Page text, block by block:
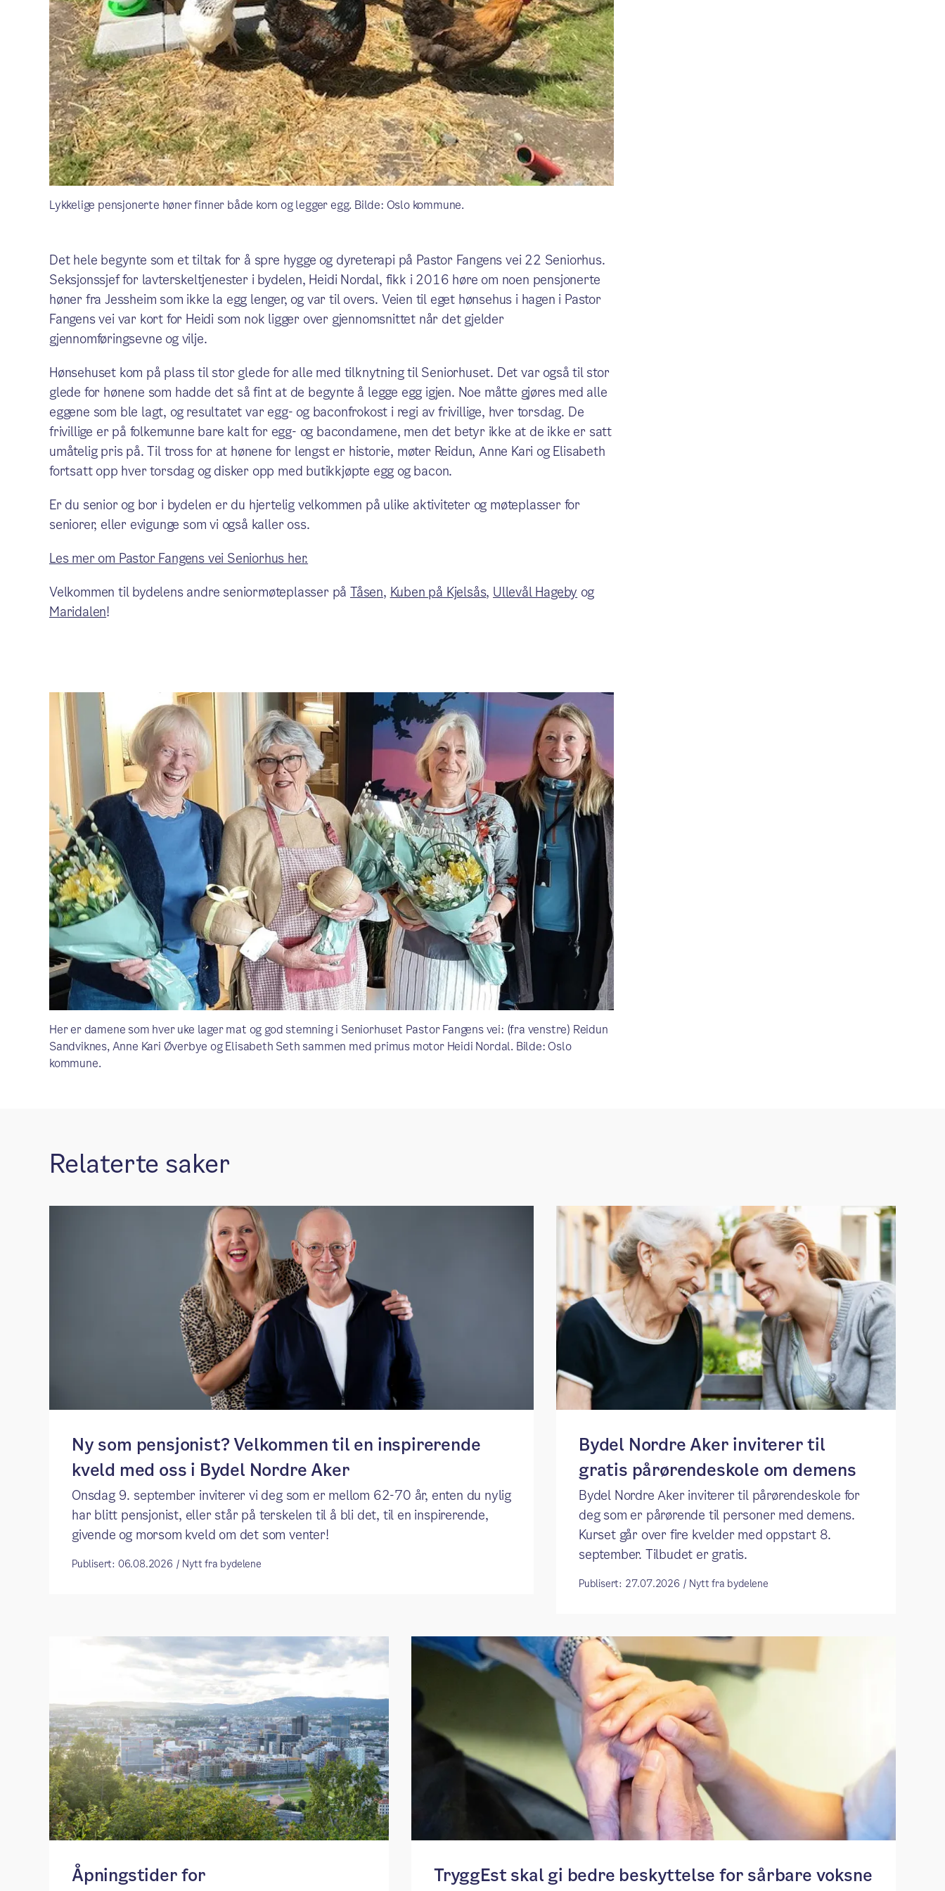
Lykkelige pensjonerte høner finner både korn og legger egg. Bilde: Oslo kommune.
Det hele begynte som et tiltak for å spre hygge og dyreterapi på Pastor Fangens vei 22 Seniorhus.
Seksjonssjef for lavterskeltjenester i bydelen, Heidi Nordal, fikk i 2016 høre om noen pensjonerte
høner fra Jessheim som ikke la egg lenger, og var til overs. Veien til eget hønsehus i hagen i Pastor
Fangens vei var kort for Heidi som nok ligger over gjennomsnittet når det gjelder
gjennomføringsevne og vilje.
Hønsehuset kom på plass til stor glede for alle med tilknytning til Seniorhuset. Det var også til stor
glede for hønene som hadde det så fint at de begynte å legge egg igjen. Noe måtte gjøres med alle
eggene som ble lagt, og resultatet var egg- og baconfrokost i regi av frivillige, hver torsdag. De
frivillige er på folkemunne bare kalt for egg- og bacondamene, men det betyr ikke at de ikke er satt
umåtelig pris på. Til tross for at hønene for lengst er historie, møter Reidun, Anne Kari og Elisabeth
fortsatt opp hver torsdag og disker opp med butikkjøpte egg og bacon.
Er du senior og bor i bydelen er du hjertelig velkommen på ulike aktiviteter og møteplasser for
seniorer, eller evigunge som vi også kaller oss.
Les mer om Pastor Fangens vei Seniorhus her.
Velkommen til bydelens andre seniormøteplasser på Tåsen, Kuben på Kjelsås, Ullevål Hageby og
Maridalen!
Her er damene som hver uke lager mat og god stemning i Seniorhuset Pastor Fangens vei: (fra venstre) Reidun
Sandviknes, Anne Kari Øverbye og Elisabeth Seth sammen med primus motor Heidi Nordal. Bilde: Oslo
kommune.
Relaterte saker
Ny som pensjonist? Velkommen til en inspirerende
kveld med oss i Bydel Nordre Aker
Onsdag 9. september inviterer vi deg som er mellom 62-70 år, enten du nylig
har blitt pensjonist, eller står på terskelen til å bli det, til en inspirerende,
givende og morsom kveld om det som venter!
Publisert: 06.08.2026 / Nytt fra bydelene
Bydel Nordre Aker inviterer til
gratis pårørendeskole om demens
Bydel Nordre Aker inviterer til pårørendeskole for
deg som er pårørende til personer med demens.
Kurset går over fire kvelder med oppstart 8.
september. Tilbudet er gratis.
Publisert: 27.07.2026 / Nytt fra bydelene
Åpningstider for
TryggEst skal gi bedre beskyttelse for sårbare voksne